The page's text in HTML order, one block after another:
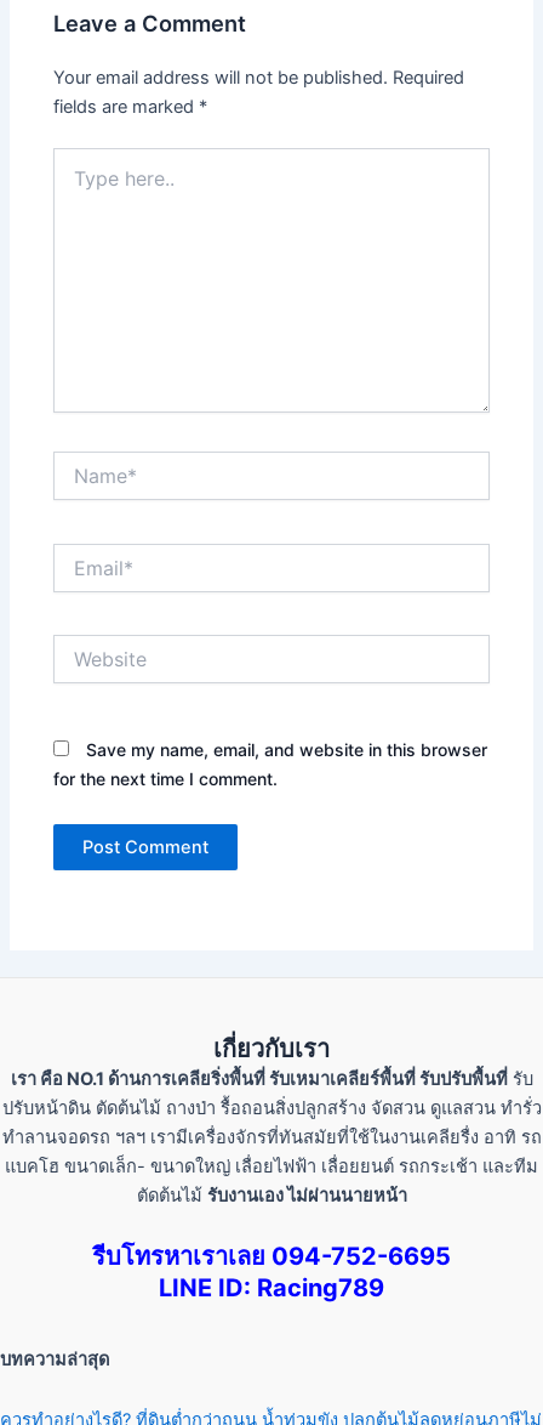
Leave a Comment
Your email address will not be published. Required
fields are marked *
here..
Save my name, email, and website in this browser
for the next time I comment.
เกี่ยวกับเรา
เรา คือ NO.1 ด้านการเคลียริ่งพื้นที่ รับเหมาเคลียร์พื้นที่ รับปรับพื้นที่รับ
ปรับหน้าดิน ตัดต้นไม้ ถางป่า รื้อถอนสิ่งปลูกสร้าง จัดสวน ดูแลสวน ทำรั่ว
ทำลานจอดรถ ฯลฯ เรามีเครื่องจักรที่ทันสมัยที่ใช้ในงานเคลียรื่ง อาทิ รถ
แบคโฮ ขนาดเล็ก- ขนาดใหญ่ เลื่อยไฟฟ้า เลื่อยยนต์ รถกระเช้า และทีม
ตัดต้นไม้ รับงานเอง ไม่ผ่านนายหน้า
รีบโทรหาเราเลย 094-752-6695
LINE ID: Racing789
บทความล่าสุด
ควรทำอย่างไรดี? ที่ดินต่ำกว่าถนน น้ำท่วมขัง ปลูกต้นไม้ลดหย่อนภาษีไม่